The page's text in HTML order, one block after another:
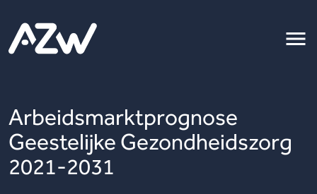
Arbeidsmarktprognose
Geestelijke Gezondheidszorg
2021-2031